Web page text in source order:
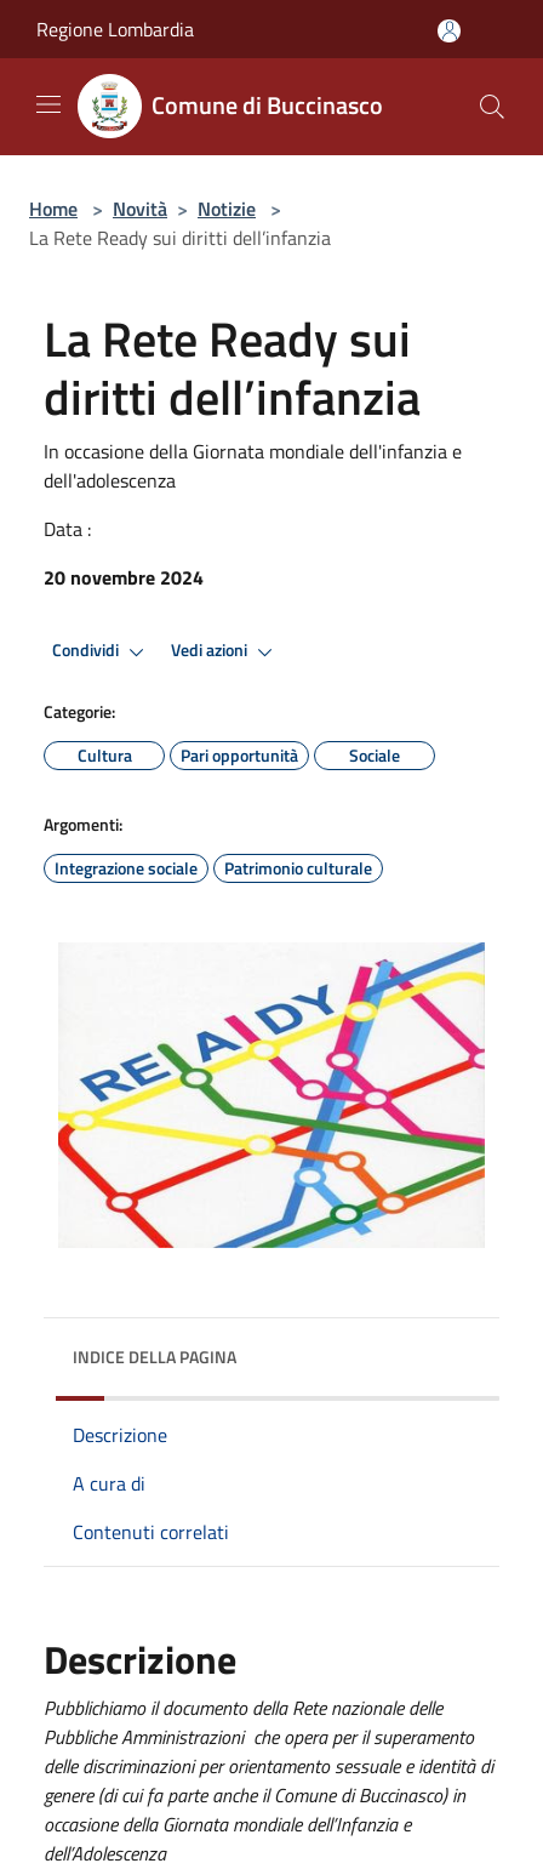
Regione Lombardia
Comune di Buccinasco
Home > Novità > Notizie >
La Rete Ready sui diritti dell’infanzia
La Rete Ready sui
diritti dell’infanzia
In occasione della Giornata mondiale dell'infanzia e
dell'adolescenza
Data :
20 novembre 2024
Condividi Vedi azioni
Categorie:
Cultura
Pari opportunità Sociale
Argomenti:
Integrazione sociale
Patrimonio culturale
INDICE DELLA PAGINA
Descrizione
A cura di
Contenuti correlati
Descrizione
Pubblichiamo il documento della Rete nazionale delle
Pubbliche Amministrazioni che opera per il superamento
delle discriminazioni per orientamento sessuale e identità di
genere (di cui fa parte anche il Comune di Buccinasco) in
occasione della Giornata mondiale dell’Infanzia e
dell’Adolescenza